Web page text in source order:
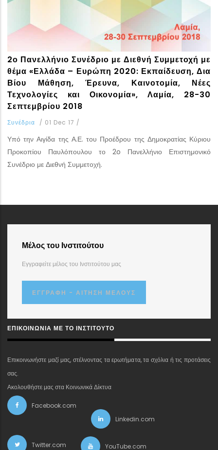
2ο Πανελλήνιο Συνέδριο με Διεθνή Συμμετοχή με
θέμα «Ελλάδα – Ευρώπη 2020: Εκπαίδευση, Δια
Βίου Μάθηση, Έρευνα, Καινοτομία, Νέες
Τεχνολογίες και Οικονομία», Λαμία, 28-30
Σεπτεμβρίου 2018
Συνέδρια / 01 Dec 17 /
Υπό την Αιγίδα της Α.Ε. του Προέδρου της Δημοκρατίας Κύριου
Προκοπίου Παυλόπουλου το 2o Πανελλήνιο Επιστημονικό
Συνέδριο με Διεθνή Συμμετοχή.
Μέλος του Ινστιτούτου
Εγγραφείτε μέλος του Ινστιτούτου μας
ΕΓΓΡΑΦΉ - ΑΊΤΗΣΗ ΜΈΛΟΥΣ
ΕΠΙΚΟΙΝΩΝΊΑ ΜΕ ΤΟ ΙΝΣΤΙΤΟΎΤΟ
Επικοινωνήστε μαζί μας, στέλνοντας τα ερωτήματα, τα σχόλια ή τις προτάσεις
σας.
Ακολουθήστε μας στα Κοινωνικά Δίκτυα
Facebook.com
Linkedin.com
Twitter.com YouTube.com